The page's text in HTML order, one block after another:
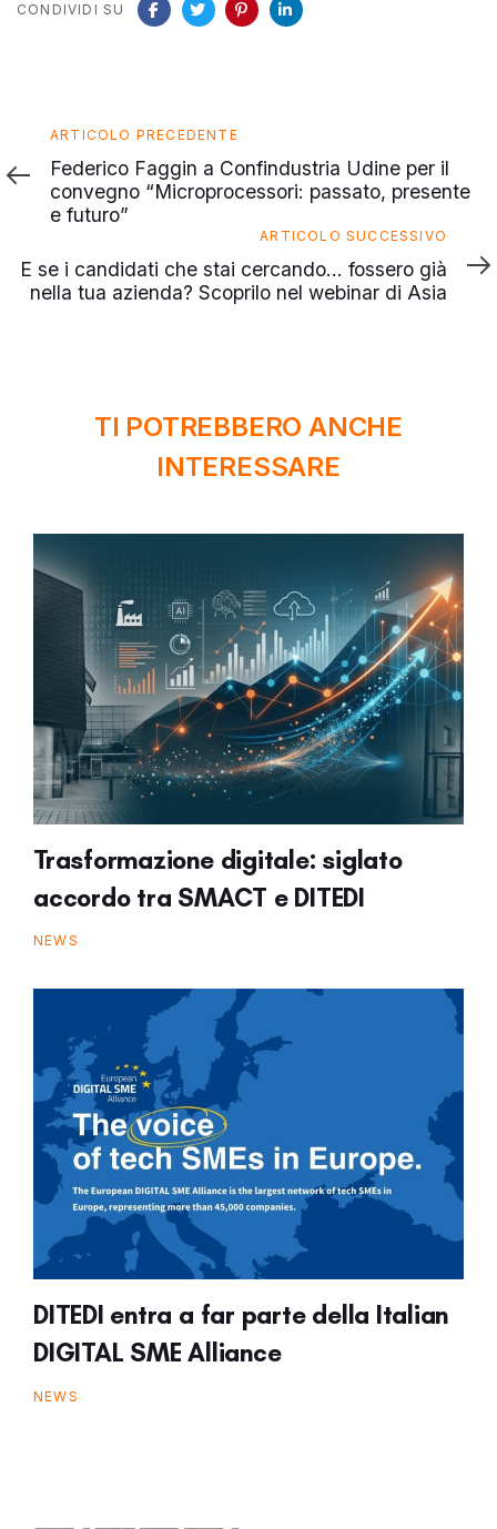
CONDIVIDI SU
Articolo
precedente
ARTICOLO PRECEDENTE
Federico Faggin a Confindustria Udine per il
convegno “Microprocessori: passato, presente
e futuro”
successivo
ARTICOLO SUCCESSIVO
E se i candidati che stai cercando… fossero già
nella tua azienda? Scoprilo nel webinar di Asia
TI POTREBBERO ANCHE
INTERESSARE
Trasformazione digitale: siglato
accordo tra SMACT e DITEDI
NEWS
DITEDI entra a far parte della Italian
DIGITAL SME Alliance
NEWS